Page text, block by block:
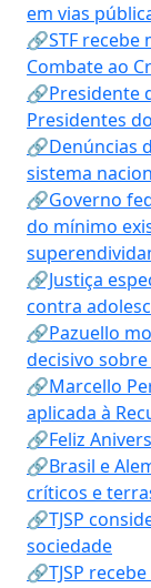
em vias
🔗STF recebe
Combate ao
🔗Presidente
Presidentes
🔗Denúncias
sistema
🔗Governo
do mínimo
🔗Justiça
contra
🔗Pazuello
decisivo
🔗Marcello
aplicada à
🔗Feliz
🔗Brasil e
críticos e
🔗TJSP
sociedade
🔗TJSP